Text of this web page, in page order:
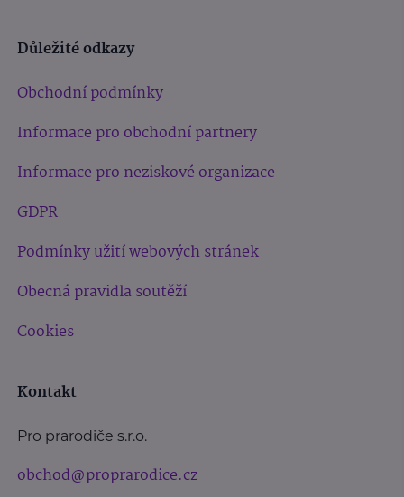
Důležité odkazy
Obchodní podmínky
Informace pro obchodní partnery
Informace pro neziskové organizace
GDPR
Podmínky užití webových stránek
Obecná pravidla soutěží
Cookies
Kontakt
Pro prarodiče s.r.o.
obchod@proprarodice.cz